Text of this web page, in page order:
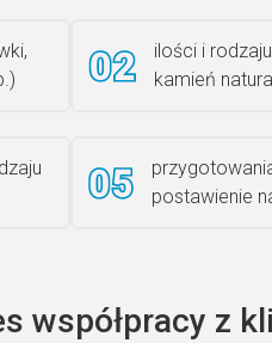
ilości i
kamień
postawienie
współpracy z